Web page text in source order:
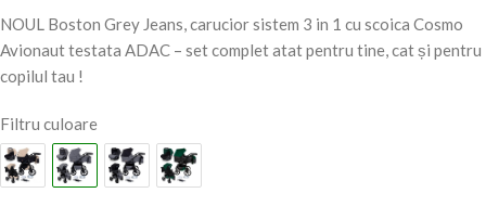
NOUL Boston Grey Jeans, carucior sistem 3 in 1 cu scoica Cosmo
Avionaut testata ADAC – set complet atat pentru tine, cat și pentru
copilul tau !
Filtru culoare